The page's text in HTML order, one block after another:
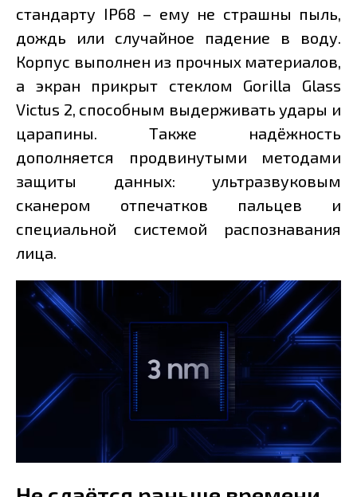
стандарту IP68 – ему не страшны пыль,
дождь или случайное падение в воду.
Корпус выполнен из прочных материалов,
а экран прикрыт стеклом Gorilla Glass
Victus 2, способным выдерживать удары и
царапины. Также надёжность
дополняется продвинутыми методами
защиты данных: ультразвуковым
сканером отпечатков пальцев и
специальной системой распознавания
лица.